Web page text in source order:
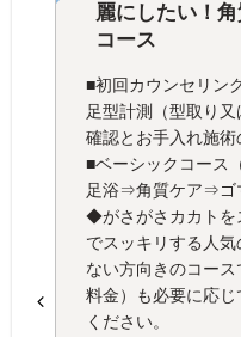
麗にしたい！
コース
■初回カウンセリン
足型計測（型取り
確認とお手入れ施術
■ベーシックコース
足浴⇒角質ケア⇒
◆がさがさカカトを
でスッキリする人
ない方向きのコー
料金）も必要に応
ください。